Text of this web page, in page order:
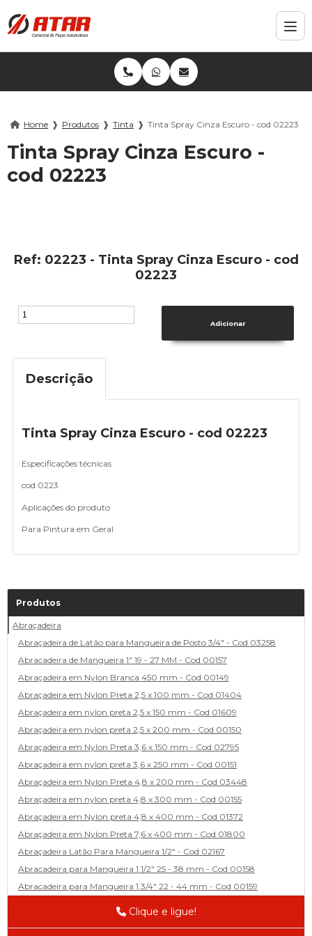
Home ❱ Produtos ❱ Tinta ❱ Tinta Spray Cinza Escuro - cod 02223
Tinta Spray Cinza Escuro -
cod 02223
Ref: 02223 - Tinta Spray Cinza Escuro - cod
02223
Descrição
Tinta Spray Cinza Escuro - cod 02223
Especificações técnicas
cod 0223
Aplicações do produto
Para Pintura em Geral
Produtos
Abraçadeira
Abraçadeira de Latão para Mangueira de Posto 3/4" - Cod 03258
Abracadeira de Mangueira 1" 19 - 27 MM - Cod 00157
Abraçadeira em Nylon Branca 450 mm - Cod 00149
Abraçadeira em Nylon Preta 2,5 x 100 mm - Cod 01404
Abraçadeira em nylon preta 2,5 x 150 mm - Cod 01609
Abraçadeira em nylon preta 2,5 x 200 mm - Cod 00150
Abraçadeira em Nylon Preta 3,6 x 150 mm - Cod 02795
Abraçadeira em nylon preta 3,6 x 250 mm - Cod 00151
Abraçadeira em Nylon Preta 4,8 x 200 mm - Cod 03448
Abraçadeira em nylon preta 4,8 x 300 mm - Cod 00155
Abraçadeira em Nylon preta 4,8 x 400 mm - Cod 01372
Abraçadeira em Nylon Preta 7,6 x 400 mm - Cod 01800
Abraçadeira Latão Para Mangueira 1/2" - Cod 02167
Abracadeira para Mangueira 1.1/2" 25 - 38 mm - Cod 00158
Abracadeira para Mangueira 1.3/4" 22 - 44 mm - Cod 00159
Abracadeira para Mangueira 1/2' 14 - 22 - Cod 02585
Clique e ligue!